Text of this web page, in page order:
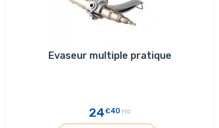
Evaseur multiple pratique
24€40 TTC